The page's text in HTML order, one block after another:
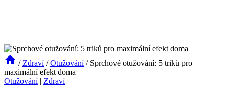
/ Zdraví / Otužování / Sprchové otužování: 5 triků pro
maximální efekt doma
Otužování| Zdraví